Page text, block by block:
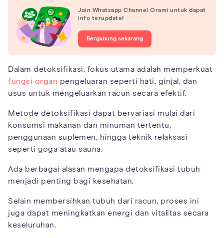
Join Whatsapp Channel Orami untuk dapat
info terupdate!
Bergabung sekarang
Dalam detoksifikasi, fokus utama adalah memperkuat
fungsi organ pengeluaran seperti hati, ginjal, dan
usus untuk mengeluarkan racun secara efektif.
Metode detoksifikasi dapat bervariasi mulai dari
konsumsi makanan dan minuman tertentu,
penggunaan suplemen, hingga teknik relaksasi
seperti yoga atau sauna.
Ada berbagai alasan mengapa detoksifikasi tubuh
menjadi penting bagi kesehatan.
Selain membersihkan tubuh dari racun, proses ini
juga dapat meningkatkan energi dan vitalitas secara
keseluruhan.